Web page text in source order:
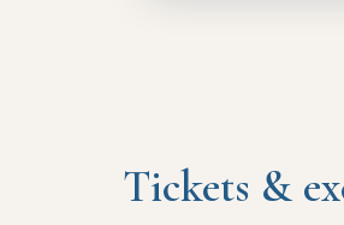
Tickets &